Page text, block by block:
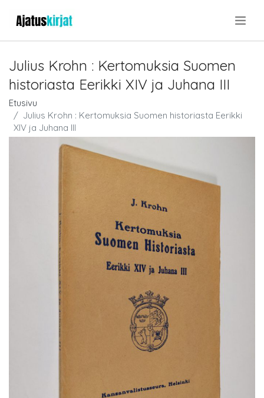
Julius Krohn : Kertomuksia Suomen
historiasta Eerikki XIV ja Juhana III
Etusivu
Julius Krohn : Kertomuksia Suomen historiasta Eerikki
XIV ja Juhana III